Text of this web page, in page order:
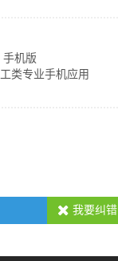
手机版
类专业手机应用
我要纠错